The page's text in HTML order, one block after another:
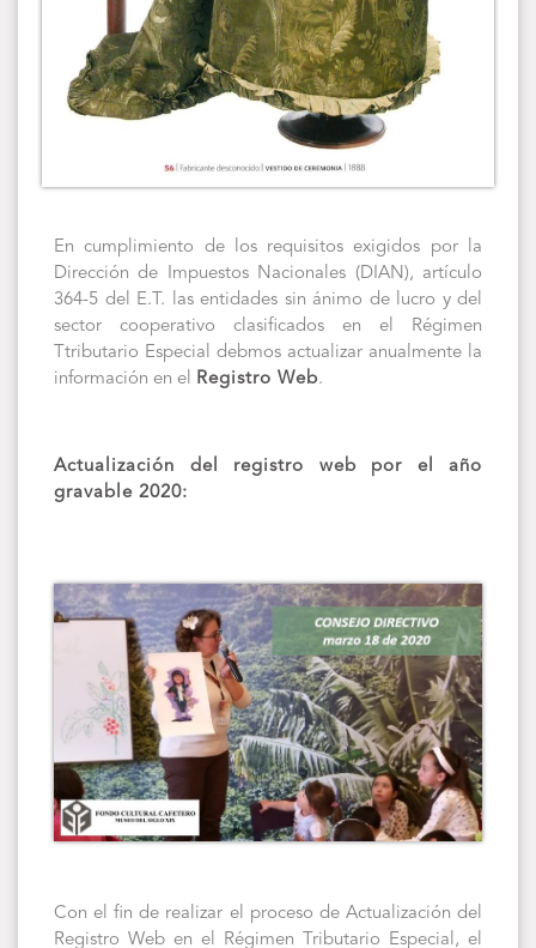
En cumplimiento de los requisitos exigidos por la
Dirección de Impuestos Nacionales (DIAN), artículo
364-5 del E.T. las entidades sin ánimo de lucro y del
sector cooperativo clasificados en el Régimen
Ttributario Especial debmos actualizar anualmente la
información en el Registro Web.
Actualización del registro web por el año
gravable 2020:
Con el fin de realizar el proceso de Actualización del
Registro Web en el Régimen Tributario Especial, el